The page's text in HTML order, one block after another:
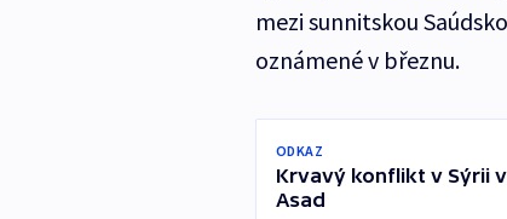
mezi sunnitskou
oznámené v březnu.
ODKAZ
Krvavý konflikt v Sýrii
Asad